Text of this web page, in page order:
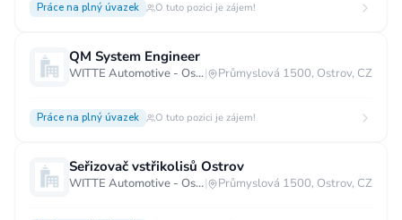
Práce na plný úvazek O tuto pozici je zájem!
QM System Engineer
WITTE Automotive - Ostrov| Průmyslová 1500, Ostrov, CZ
Práce na plný úvazek O tuto pozici je zájem!
Seřizovač vstřikolisů Ostrov
WITTE Automotive - Ostrov| Průmyslová 1500, Ostrov, CZ